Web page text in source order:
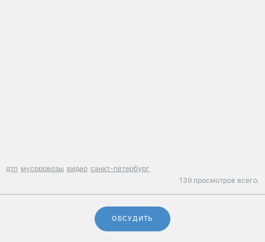
дтп мусоровозы видео санкт-петербург
139 просмотров всего.
ОБСУДИТЬ